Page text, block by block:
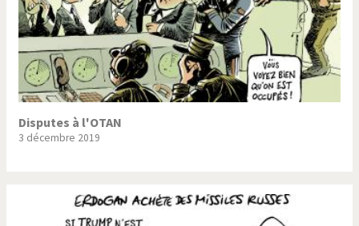
Disputes à l'OTAN
3 décembre 2019